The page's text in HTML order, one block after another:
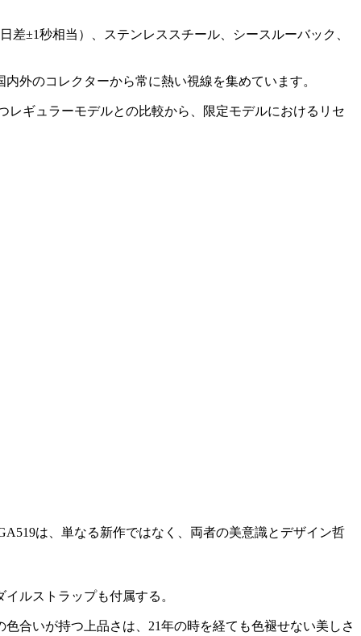
±1秒相当）、ステンレススチール、シースルーバック、
内外のコレクターから常に熱い視線を集めています。
ギュラーモデルとの比較から、限定モデルにおけるリセ
は、単なる新作ではなく、両者の美意識とデザイン哲
ルストラップも付属する。
合いが持つ上品さは、21年の時を経ても色褪せない美しさ